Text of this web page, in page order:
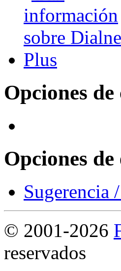
Opciones
Opciones
Sugerencia
© 2001-2026
reservados